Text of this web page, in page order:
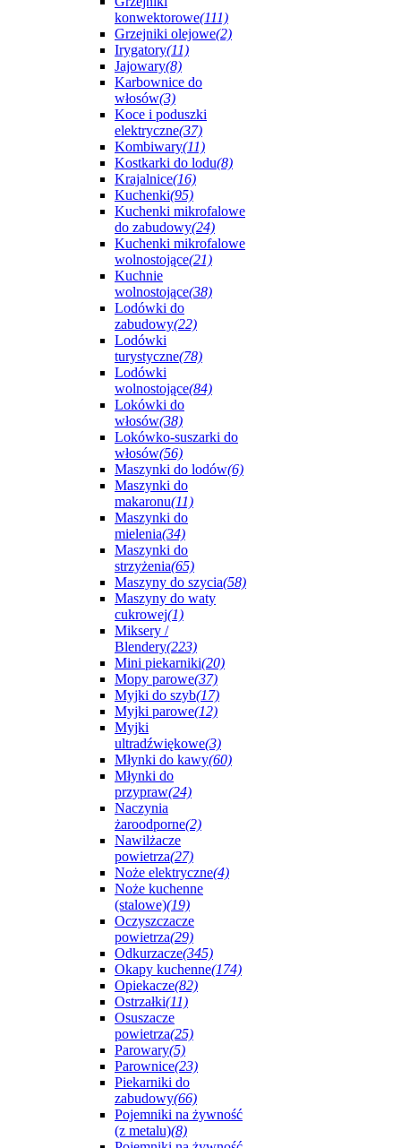
konwektorowe(111)
Grzejniki olejowe(2)
Irygatory(11)
Jajowary(8)
Karbownice do
włosów(3)
Koce i poduszki
elektryczne(37)
Kombiwary(11)
Kostkarki do lodu(8)
Krajalnice(16)
Kuchenki(95)
Kuchenki mikrofalowe
do zabudowy(24)
Kuchenki mikrofalowe
wolnostojące(21)
Kuchnie
wolnostojące(38)
Lodówki do
zabudowy(22)
Lodówki
turystyczne(78)
Lodówki
wolnostojące(84)
Lokówki do
włosów(38)
Lokówko-suszarki do
włosów(56)
Maszynki do lodów(6)
Maszynki do
makaronu(11)
Maszynki do
mielenia(34)
Maszynki do
strzyżenia(65)
Maszyny do szycia(58)
Maszyny do waty
cukrowej(1)
Miksery /
Blendery(223)
Mini piekarniki(20)
Mopy parowe(37)
Myjki do szyb(17)
Myjki parowe(12)
Myjki
ultradźwiękowe(3)
Młynki do kawy(60)
Młynki do
przypraw(24)
Naczynia
żaroodporne(2)
Nawilżacze
powietrza(27)
Noże elektryczne(4)
Noże kuchenne
(stalowe)(19)
Oczyszczacze
powietrza(29)
Odkurzacze(345)
Okapy kuchenne(174)
Opiekacze(82)
Ostrzałki(11)
Osuszacze
powietrza(25)
Parowary(5)
Parownice(23)
Piekarniki do
zabudowy(66)
Pojemniki na żywność
(z metalu)(8)